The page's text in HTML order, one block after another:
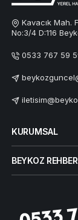
Kavacık Mah.
No:3/4 D:116
0533 767 59
KURUMSAL
BEYKOZ REHBER